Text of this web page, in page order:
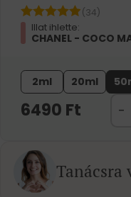
(34)
Illat ihlette:
CHANEL - COCO
2ml 20ml
6490 Ft
Tanácsra